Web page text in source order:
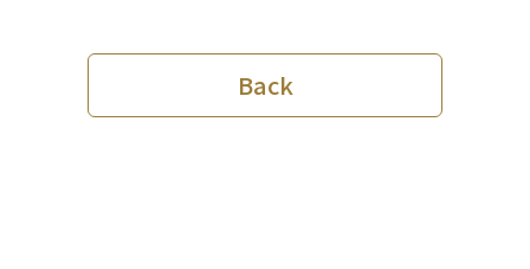
Back